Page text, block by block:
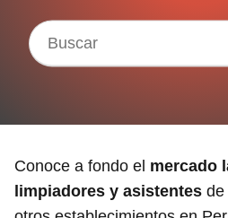
Conoce a fondo el mercado
limpiadores y asistentes de